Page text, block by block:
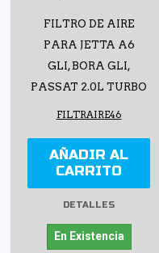
FILTRO DE AIRE
PARA JETTA A6
GLI, BORA GLI,
PASSAT 2.0L TURBO
FILTRAIRE46
AÑADIR AL
CARRITO
DETALLES
En Existencia